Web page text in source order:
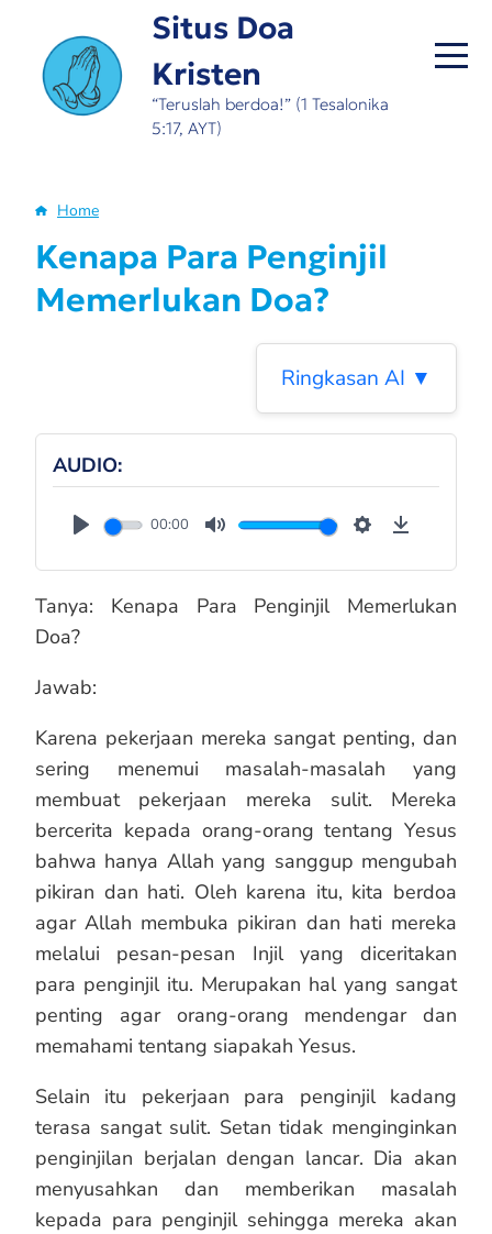
main
content
Situs Doa
Kristen
“Teruslah berdoa!” (1 Tesalonika
5:17, AYT)
Breadcrumb
Home
Kenapa Para Penginjil
Memerlukan Doa?
Ringkasan AI ▼
AUDIO
00:00
Tanya: Kenapa Para Penginjil Memerlukan
Doa?
Jawab:
Karena pekerjaan mereka sangat penting, dan
sering menemui masalah-masalah yang
membuat pekerjaan mereka sulit. Mereka
bercerita kepada orang-orang tentang Yesus
bahwa hanya Allah yang sanggup mengubah
pikiran dan hati. Oleh karena itu, kita berdoa
agar Allah membuka pikiran dan hati mereka
melalui pesan-pesan Injil yang diceritakan
para penginjil itu. Merupakan hal yang sangat
penting agar orang-orang mendengar dan
memahami tentang siapakah Yesus.
Selain itu pekerjaan para penginjil kadang
terasa sangat sulit. Setan tidak menginginkan
penginjilan berjalan dengan lancar. Dia akan
menyusahkan dan memberikan masalah
kepada para penginjil sehingga mereka akan